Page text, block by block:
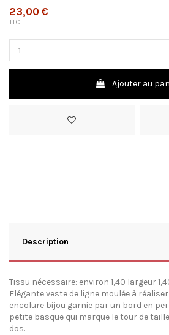
23,00 €
TTC
Ajouter au
Description
Tissu nécessaire: environ 1,40 largeur
Elégante veste de ligne moulée à
encolure bijou garnie par un bord en
petite basque qui marque le tour de
dos.